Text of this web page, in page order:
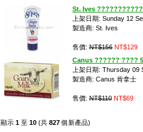
St. Ives
上架日期: Sunday 12
製造商: St. Ives
售價: NT$156 NT$129
Canus ?????? ????
上架日期: Thursday 09
製造商: Canus 肯拿士
售價: NT$110 NT$69
顯示 1 至 10 (共 827個新產品)